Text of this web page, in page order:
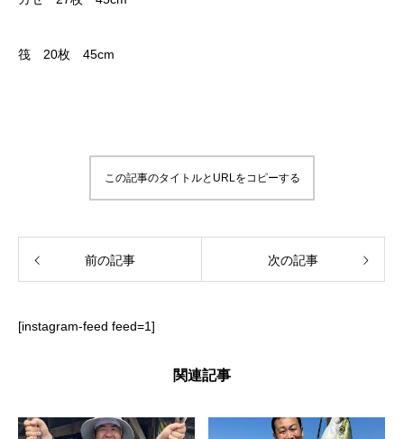
筏 20枚 45cm
この記事のタイトルとURLをコピーする
前の記事 次の記事
[instagram-feed feed=1]
関連記事